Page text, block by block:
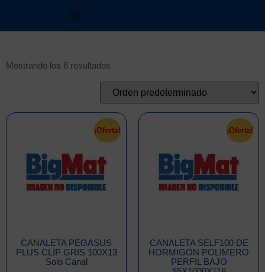
Mostrando los 6 resultados
¡Oferta!
CANALETA PEGASUS
PLUS CLIP GRIS 100X13
Solo Canal
¡Oferta!
CANALETA SELF100 DE
HORMIGON POLIMERO
PERFIL BAJO